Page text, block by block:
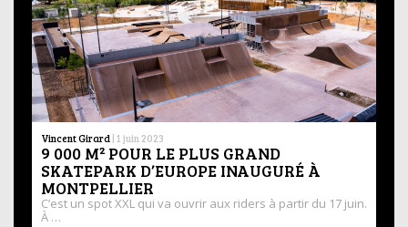
Vincent Girard | 1 juin 2023
9 000 M² POUR LE PLUS GRAND
SKATEPARK D’EUROPE INAUGURÉ À
MONTPELLIER
C’est un spot XXL qui va ouvrir aux riders à partir du 17 juin.
À …